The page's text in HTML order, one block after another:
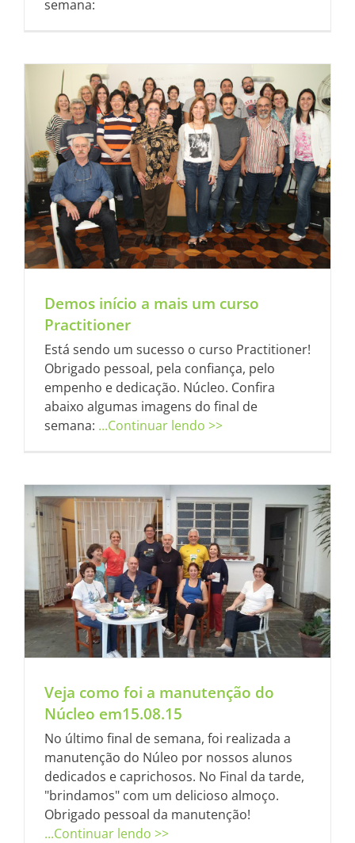
semana:
Demos início a mais um curso
Practitioner
Está sendo um sucesso o curso Practitioner!
Obrigado pessoal, pela confiança, pelo
empenho e dedicação. Núcleo. Confira
abaixo algumas imagens do final de
semana: ...Continuar lendo >>
Veja como foi a manutenção do
Núcleo em15.08.15
No último final de semana, foi realizada a
manutenção do Núleo por nossos alunos
dedicados e caprichosos. No Final da tarde,
"brindamos" com um delicioso almoço.
Obrigado pessoal da manutenção!
...Continuar lendo >>